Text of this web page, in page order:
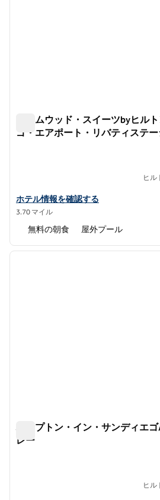
ホームウッド・スイーツbyヒル
ゴ・エアポート・リバティステ
ホームウッド・スイーツbyヒルトン
ホテル情報を確認する
3.70 マイル
ヒル
無料の朝食 屋外プール
1/12
ハンプトン・イン・サンディエ
レー
ヒル